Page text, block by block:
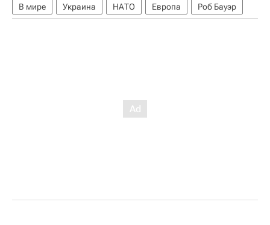
В мире Украина НАТО Европа Роб Бауэр